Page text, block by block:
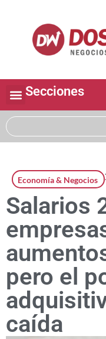
Secciones
Economía & Negocios
Salarios
pero el
caída